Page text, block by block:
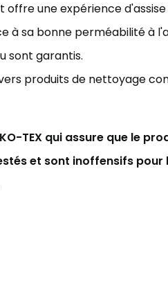
offre une expérience
à sa bonne perméabilité à
sont garantis.
produits de nettoyage
TEX qui assure que le
et sont inoffensifs pour